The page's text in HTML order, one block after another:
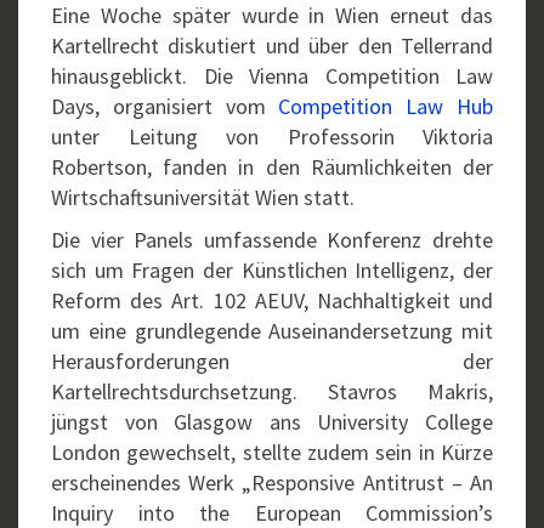
Eine Woche später wurde in Wien erneut das
Kartellrecht diskutiert und über den Tellerrand
hinausgeblickt. Die Vienna Competition Law
Days, organisiert vom Competition Law Hub
unter Leitung von Professorin Viktoria
Robertson, fanden in den Räumlichkeiten der
Wirtschaftsuniversität Wien statt.
Die vier Panels umfassende Konferenz drehte
sich um Fragen der Künstlichen Intelligenz, der
Reform des Art. 102 AEUV, Nachhaltigkeit und
um eine grundlegende Auseinandersetzung mit
Herausforderungen der
Kartellrechtsdurchsetzung. Stavros Makris,
jüngst von Glasgow ans University College
London gewechselt, stellte zudem sein in Kürze
erscheinendes Werk „Responsive Antitrust – An
Inquiry into the European Commission’s